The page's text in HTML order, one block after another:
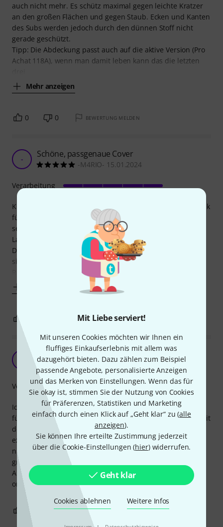
Mit Liebe serviert!
Mit unseren Cookies möchten wir Ihnen ein
fluffiges Einkaufserlebnis mit allem was
dazugehört bieten. Dazu zählen zum Beispiel
passende Angebote, personalisierte Anzeigen
und das Merken von Einstellungen. Wenn das für
Sie okay ist, stimmen Sie der Nutzung von Cookies
für Präferenzen, Statistiken und Marketing
einfach durch einen Klick auf „Geht klar“ zu (alle
anzeigen).
Sie können Ihre erteilte Zustimmung jederzeit
über die Cookie-Einstellungen (hier) widerrufen.
Geht klar
Cookies ablehnen Weitere Infos
auch nicht mehr. Es schütz maximal gegen leichte Kratzer
an den großen Flächen und gegen Staub. Ecken und Kanten
des Subs werden jedoch durch den dünnen Stoff nicht
gerade geschützt.
Tipp: Die Abdeckung passt auch auf die aktive Version (Pro
Achat 118A), wenn man damit leben kann das die letzten
Mehr anzeigen
0 0 BEWERTUNG MELDEN
- Schöne, passgenaue Cover
-M4RIO- 15.01.2024
Klares Must have für alle die eine schöne Lautsprecheroptik
für eine Weile haben möchten. Sie sind für diesen Preis
sehr gut vearbeitet und liegen auch relativ eng an den
Lautsprechern an. Einziger Haken ist die fehlende
Dämmung da sie eher wie eine Art Regenmantel aktuell
sind, die vor Feuchte und kleineren Kratzern schützen (im
Regelfall dürfte das reichen da der
Verarbeitung
BEWERTUNG MELDEN
Es passt aber....
Julian417 17.07.2017
Ich habe das Cover für meine Achat 212 L-M gekauft da es
für dies leider noch immer keine gibt aber Sie baugleich mit
der Achat 118 ist. Kleine Mango ist die griffe sind nicht
exakt auf der gleichen Stelle somit ist es schwierig aber
nicht unmöglich den Lautsprecher durch die Hülle zu
greifen.
Aber die Hülle ist wie man es von Thomann kennt
ordentlich Verarbeitet und robust !
Verarbeitung
0 BEWERTUNG MELDEN